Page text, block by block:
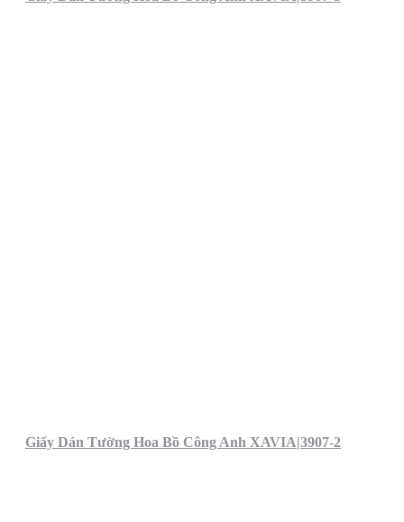
Giấy Dán Tường Hoa Bồ Công Anh XAVIA|3907-2